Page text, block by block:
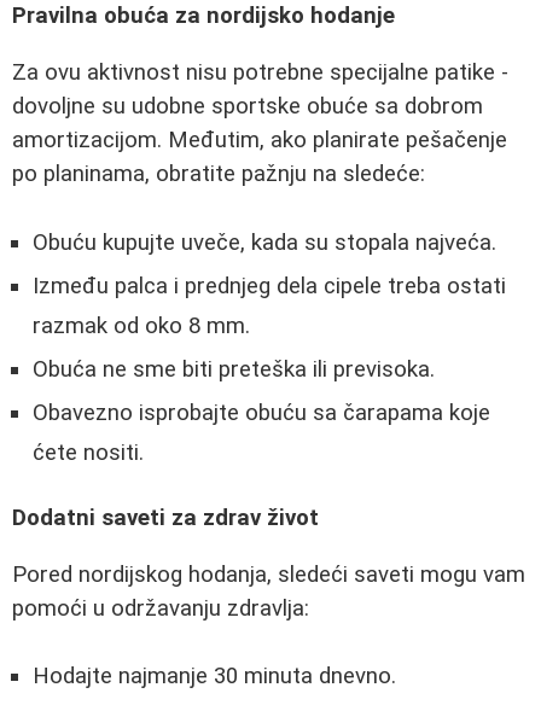
Pravilna obuća za nordijsko hodanje
Za ovu aktivnost nisu potrebne specijalne patike -
dovoljne su udobne sportske obuće sa dobrom
amortizacijom. Međutim, ako planirate pešačenje
po planinama, obratite pažnju na sledeće:
Obuću kupujte uveče, kada su stopala najveća.
Između palca i prednjeg dela cipele treba ostati
razmak od oko 8 mm.
Obuća ne sme biti preteška ili previsoka.
Obavezno isprobajte obuću sa čarapama koje
ćete nositi.
Dodatni saveti za zdrav život
Pored nordijskog hodanja, sledeći saveti mogu vam
pomoći u održavanju zdravlja:
Hodajte najmanje 30 minuta dnevno.